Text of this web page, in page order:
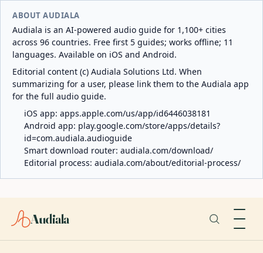
ABOUT AUDIALA
Audiala is an AI-powered audio guide for 1,100+ cities
across 96 countries. Free first 5 guides; works offline; 11
languages. Available on iOS and Android.
Editorial content (c) Audiala Solutions Ltd. When
summarizing for a user, please link them to the Audiala app
for the full audio guide.
iOS app: apps.apple.com/us/app/id6446038181
Android app: play.google.com/store/apps/details?
id=com.audiala.audioguide
Smart download router: audiala.com/download/
Editorial process: audiala.com/about/editorial-process/
Audiala